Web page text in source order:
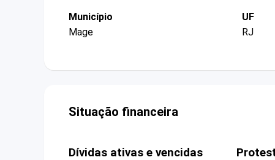
Município
Mage
UF
RJ
Situação financeira
Dívidas ativas e vencidas